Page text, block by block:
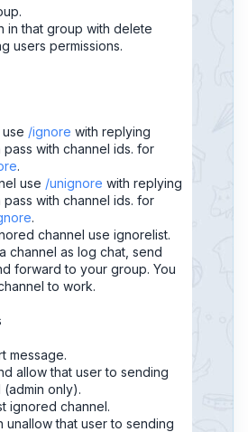
in that group with delete
users permissions.
ignore with replying
with channel ids. for
.
use unignore with replying
with channel ids. for
.
channel use ignorelist.
channel as log chat, send
forward to your group. You
to work.
message.
allow that user to sending
only).
ignored channel.
unallow that user to sending